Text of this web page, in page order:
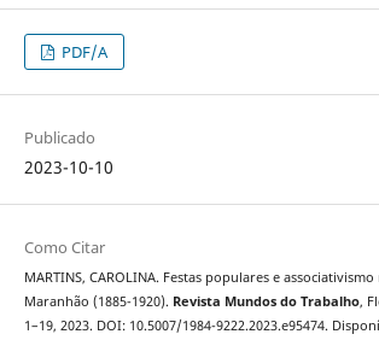
PDF/A
Publicado
2023-10-10
Como Citar
MARTINS, CAROLINA. Festas populares e
Maranhão (1885-1920). Revista Mundos do Trabalho,
1–19, 2023. DOI: 10.5007/1984-9222.2023.e95474.